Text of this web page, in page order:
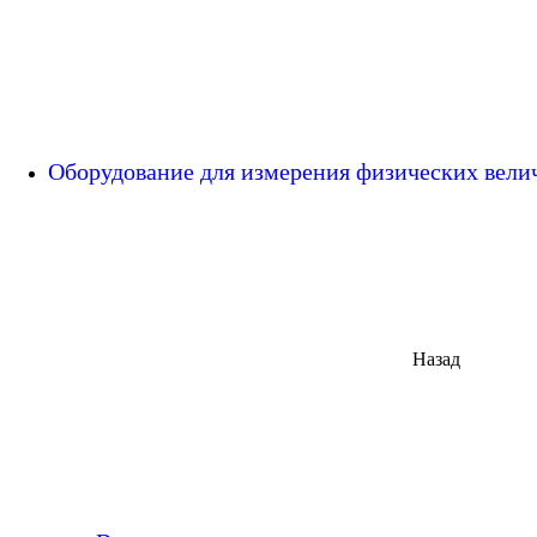
Оборудование для измерения физических
Назад